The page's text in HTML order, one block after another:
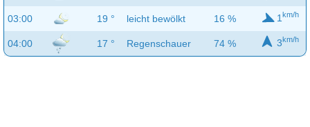
03:00 19 ° leicht bewölkt 16 % 1 km/h
04:00 17 ° Regenschauer 74 % 3km/h